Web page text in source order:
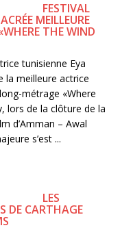
FESTIVAL
MEILLEURE
THE WIND
tunisienne Eya
la meilleure actrice
métrage «Where
lors de la clôture de la
d’Amman – Awal
s’est ...
LES
DE CARTHAGE